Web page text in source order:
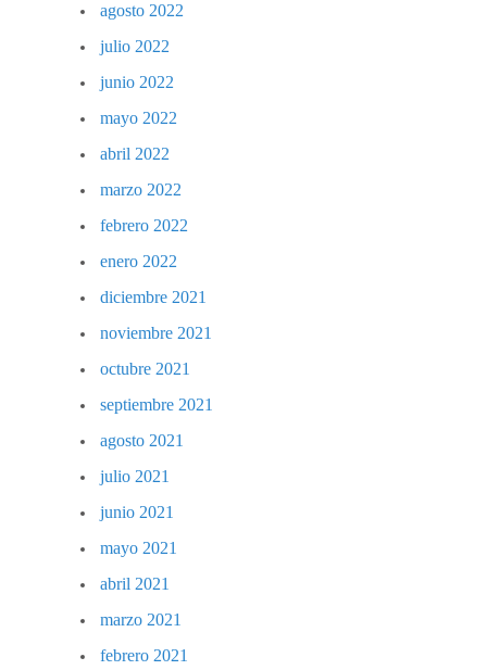
agosto 2022
julio 2022
junio 2022
mayo 2022
abril 2022
marzo 2022
febrero 2022
enero 2022
diciembre 2021
noviembre 2021
octubre 2021
septiembre 2021
agosto 2021
julio 2021
junio 2021
mayo 2021
abril 2021
marzo 2021
febrero 2021